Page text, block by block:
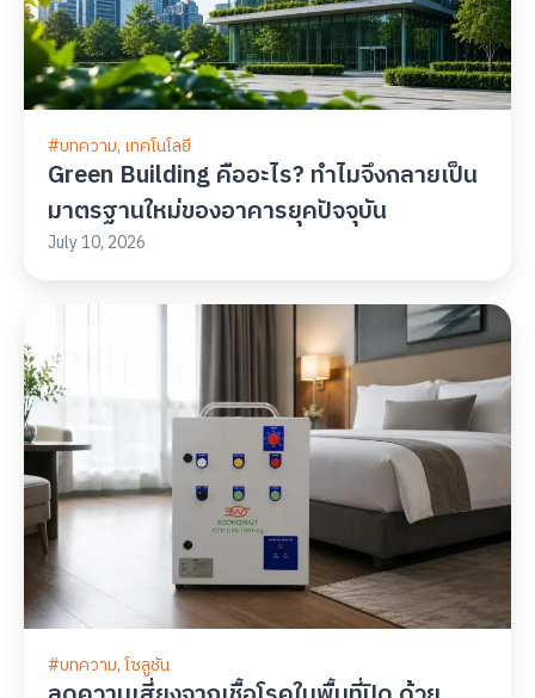
#บทความ, เทคโนโลยี
Green Building คืออะไร? ทำไมจึงกลายเป็น
มาตรฐานใหม่ของอาคารยุคปัจจุบัน
July 10, 2026
#บทความ,โซลูชัน